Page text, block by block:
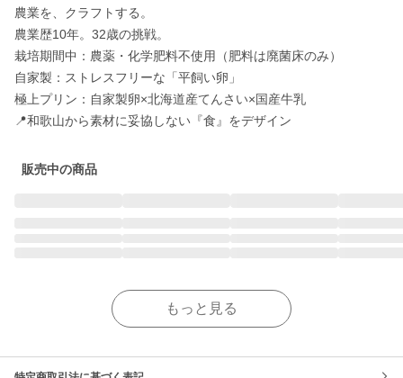
​​農業を、クラフトする。
農業歴10年。32歳の挑戦。
栽培期間中：農薬・化学肥料不使用（肥料は廃菌床のみ）
自家製：ストレスフリーな「平飼い卵」
極上プリン：自家製卵×北海道産てんさい×国産牛乳
📍和歌山から素材に妥協しない『食』をデザイン
販売中の商品
もっと見る